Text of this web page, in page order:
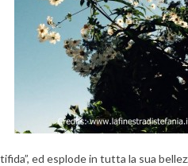
ed esplode in tutta la sua